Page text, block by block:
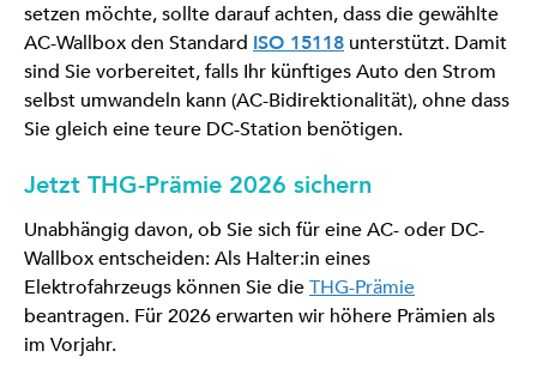
setzen möchte, sollte darauf achten, dass die gewählte
AC-Wallbox den Standard ISO 15118 unterstützt. Damit
sind Sie vorbereitet, falls Ihr künftiges Auto den Strom
selbst umwandeln kann (AC-Bidirektionalität), ohne dass
Sie gleich eine teure DC-Station benötigen.
Jetzt THG-Prämie 2026 sichern
Unabhängig davon, ob Sie sich für eine AC- oder DC-
Wallbox entscheiden: Als Halter:in eines
Elektrofahrzeugs können Sie dieTHG-Prämie
beantragen. Für 2026 erwarten wir höhere Prämien als
im Vorjahr.